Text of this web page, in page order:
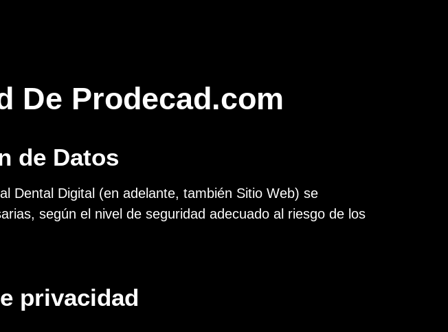
De Prodecad.com
de Datos
Dental Digital (en adelante, también Sitio Web) se
según el nivel de seguridad adecuado al riesgo de los
privacidad